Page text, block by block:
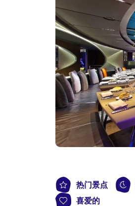
热门景点
喜爱的